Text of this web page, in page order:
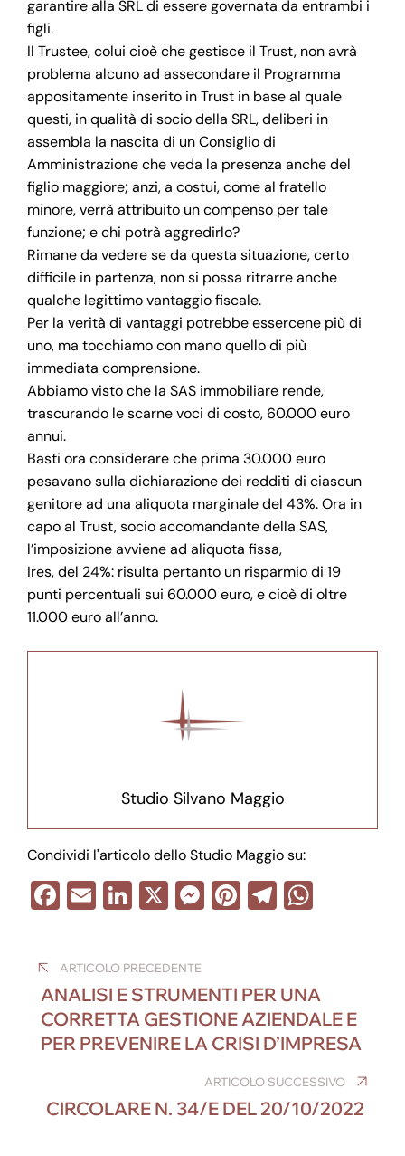
garantire alla SRL di essere governata da entrambi i
figli.
Il Trustee, colui cioè che gestisce il Trust, non avrà
problema alcuno ad assecondare il Programma
appositamente inserito in Trust in base al quale
questi, in qualità di socio della SRL, deliberi in
assembla la nascita di un Consiglio di
Amministrazione che veda la presenza anche del
figlio maggiore; anzi, a costui, come al fratello
minore, verrà attribuito un compenso per tale
funzione; e chi potrà aggredirlo?
Rimane da vedere se da questa situazione, certo
difficile in partenza, non si possa ritrarre anche
qualche legittimo vantaggio fiscale.
Per la verità di vantaggi potrebbe essercene più di
uno, ma tocchiamo con mano quello di più
immediata comprensione.
Abbiamo visto che la SAS immobiliare rende,
trascurando le scarne voci di costo, 60.000 euro
annui.
Basti ora considerare che prima 30.000 euro
pesavano sulla dichiarazione dei redditi di ciascun
genitore ad una aliquota marginale del 43%. Ora in
capo al Trust, socio accomandante della SAS,
l’imposizione avviene ad aliquota fissa,
Ires, del 24%: risulta pertanto un risparmio di 19
punti percentuali sui 60.000 euro, e cioè di oltre
11.000 euro all’anno.
Studio Silvano Maggio
Condividi l'articolo dello Studio Maggio su:
F
c
e
b
o
k
E
ail
Li
k
e
dI
n
X M
e
n
g
er
Pi
e
st
T
gr
a
m
s
A
p
p
articoli
ARTICOLO PRECEDENTE
ANALISI E STRUMENTI PER UNA
CORRETTA GESTIONE AZIENDALE E
PER PREVENIRE LA CRISI D’IMPRESA
ARTICOLO SUCCESSIVO
CIRCOLARE N. 34/E DEL 20/10/2022